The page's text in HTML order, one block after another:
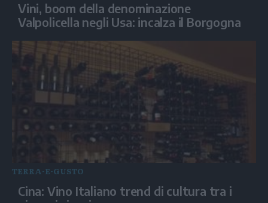
Vini, boom della denominazione
Valpolicella negli Usa: incalza il Borgogna
TERRA-E-GUSTO
Cina: Vino Italiano trend di cultura tra i